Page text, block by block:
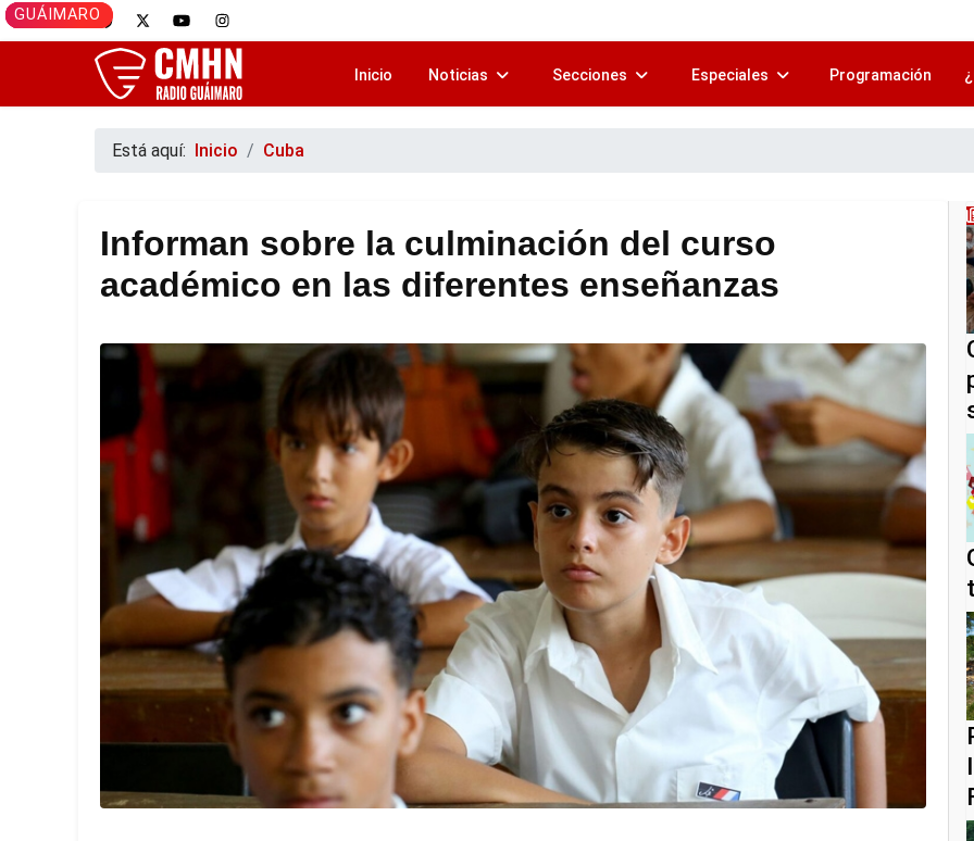
Inicio Noticias Secciones Especiales Programación
Está aquí: Inicio Cuba
Informan sobre la culminación del curso
académico en las diferentes enseñanzas
CAMAGÜEY
GUÁIMARO
GUÁIMARO
CAMAGÜEY
GUÁIMARO